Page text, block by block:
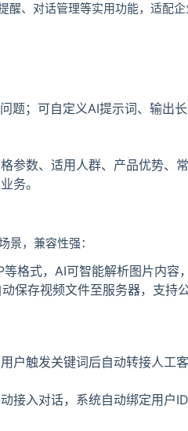
醒、对话管理等实用功能，适配
题；可自定义AI提示词、输出
参数、适用人群、产品优势、
务。
景，兼容性强：
格式，AI可智能解析图片内容
保存视频文件至服务器，支持公
户触发关键词后自动转接人工
接入对话，系统自动绑定用户ID